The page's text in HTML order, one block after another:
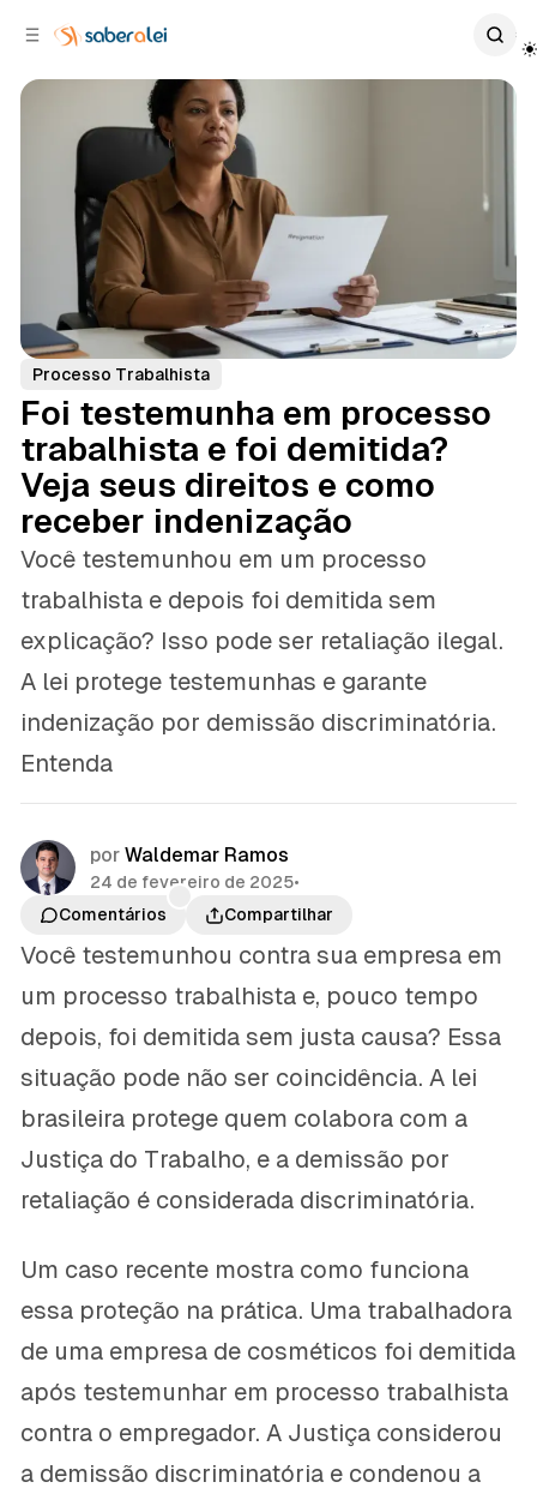
Processo Trabalhista
Foi testemunha em processo
trabalhista e foi demitida?
Veja seus direitos e como
receber indenização
Você testemunhou em um processo
trabalhista e depois foi demitida sem
explicação? Isso pode ser retaliação ilegal.
A lei protege testemunhas e garante
indenização por demissão discriminatória.
Entenda
por Waldemar Ramos
24 de fevereiro de 2025•
Comentários
Compartilhar
Você testemunhou contra sua empresa em
um processo trabalhista e, pouco tempo
depois, foi demitida sem justa causa? Essa
situação pode não ser coincidência. A lei
brasileira protege quem colabora com a
Justiça do Trabalho, e a demissão por
retaliação é considerada discriminatória.
Um caso recente mostra como funciona
essa proteção na prática. Uma trabalhadora
de uma empresa de cosméticos foi demitida
após testemunhar em processo trabalhista
contra o empregador. A Justiça considerou
a demissão discriminatória e condenou a